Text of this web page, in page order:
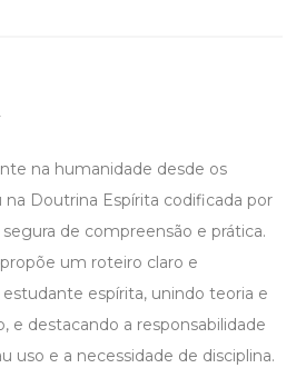
na humanidade desde os
Doutrina Espírita codificada por
de compreensão e prática.
um roteiro claro e
espírita, unindo teoria e
e destacando a responsabilidade
uso e a necessidade de disciplina.